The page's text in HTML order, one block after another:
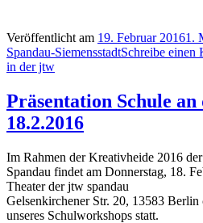
Veröffentlicht am 19. Februar 20161.
Spandau-SiemensstadtSchreibe einen
in der jtw
Präsentation Schule
18.2.2016
Im Rahmen der Kreativheide 2016
Spandau findet am Donnerstag, 18.
Theater der jtw spandau
Gelsenkirchener Str. 20, 13583 Berlin
unseres Schulworkshops statt.